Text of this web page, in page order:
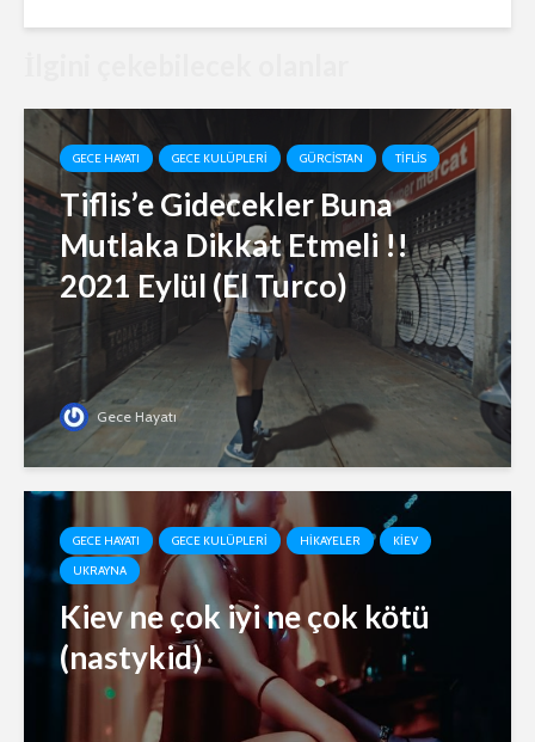
GECE HAYATI GECE KULÜPLERI GÜRCISTAN TIFLIS
Tiflis’e Gidecekler Buna
Mutlaka Dikkat Etmeli !!
2021 Eylül (El Turco)
Gece Hayatı
GECE HAYATI GECE KULÜPLERI HIKAYELER
KIEV
UKRAYNA
Kiev ne çok iyi ne çok kötü
(nastykid)